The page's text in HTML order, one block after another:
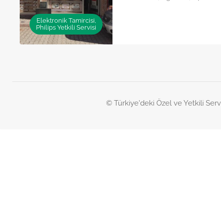
Elektronik Tamircisi,
Philips Yetkili Servisi
© Türkiye'deki Özel ve Yetkili